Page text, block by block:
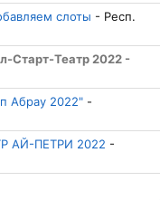
слоты - Респ.
Старт-Театр 2022 -
Абрау 2022" -
АЙ-ПЕТРИ 2022 -